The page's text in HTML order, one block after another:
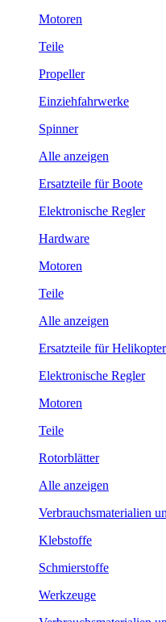
Motoren
Teile
Propeller
Einziehfahrwerke
Spinner
Alle anzeigen
Ersatzteile für Boote
Elektronische Regler
Hardware
Motoren
Teile
Alle anzeigen
Ersatzteile für Helikopter
Elektronische Regler
Motoren
Teile
Rotorblätter
Alle anzeigen
Verbrauchsmaterialien
Klebstoffe
Schmierstoffe
Werkzeuge